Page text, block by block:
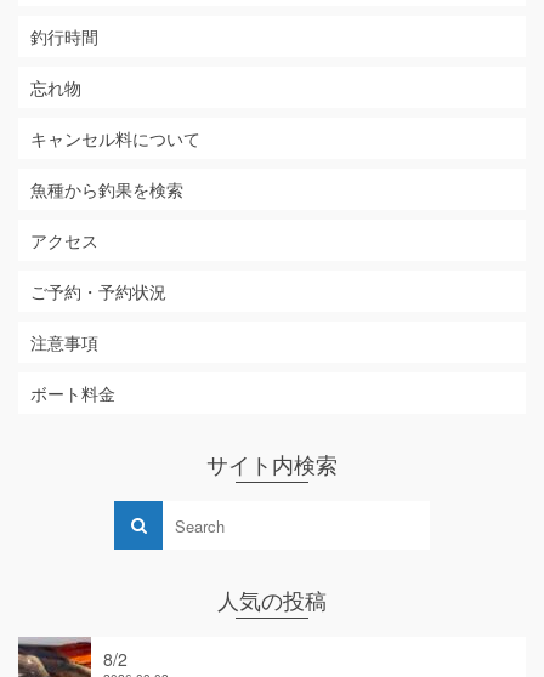
釣行時間
忘れ物
キャンセル料について
魚種から釣果を検索
アクセス
ご予約・予約状況
注意事項
ボート料金
サイト内検索
人気の投稿
8/2